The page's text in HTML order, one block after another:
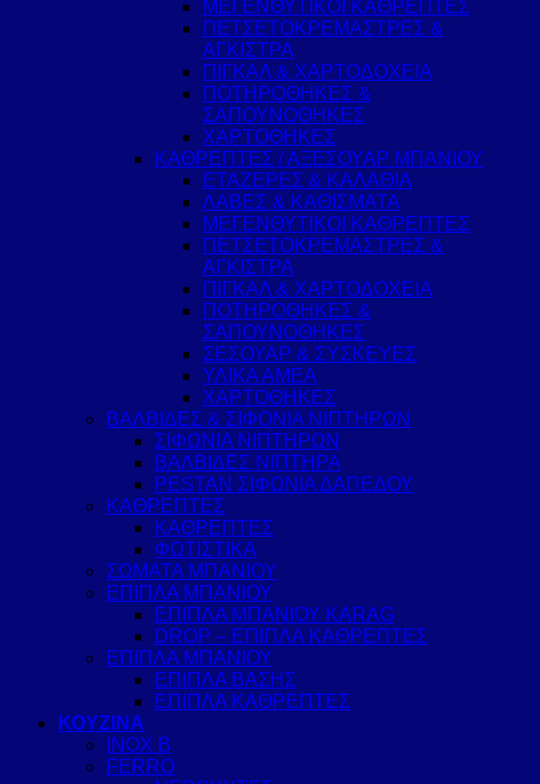
ΜΕΓΕΝΘΥΤΙΚΟΙ ΚΑΘΡΕΠΤΕΣ
ΠΕΤΣΕΤΟΚΡΕΜΑΣΤΡΕΣ &
ΑΓΚΙΣΤΡΑ
ΠΙΓΚΑΛ & ΧΑΡΤΟΔΟΧΕΙΑ
ΠΟΤΗΡΟΘΗΚΕΣ &
ΣΑΠΟΥΝΟΘΗΚΕΣ
ΧΑΡΤΟΘΗΚΕΣ
ΚΑΘΡΕΠΤΕΣ / ΑΞΕΣΟΥΑΡ ΜΠΑΝΙΟΥ
ΕΤΑΖΕΡΕΣ & ΚΑΛΑΘΙΑ
ΛΑΒΕΣ & ΚΑΘΙΣΜΑΤΑ
ΜΕΓΕΝΘΥΤΙΚΟΙ ΚΑΘΡΕΠΤΕΣ
ΠΕΤΣΕΤΟΚΡΕΜΑΣΤΡΕΣ &
ΑΓΚΙΣΤΡΑ
ΠΙΓΚΑΛ & ΧΑΡΤΟΔΟΧΕΙΑ
ΠΟΤΗΡΟΘΗΚΕΣ &
ΣΑΠΟΥΝΟΘΗΚΕΣ
ΣΕΣΟΥΑΡ & ΣΥΣΚΕΥΕΣ
ΥΛΙΚΑ ΑΜΕΑ
ΧΑΡΤΟΘΗΚΕΣ
ΒΑΛΒΙΔΕΣ & ΣΙΦΟΝΙΑ ΝΙΠΤΗΡΩΝ
ΣΙΦΩΝΙΑ ΝΙΠΤΗΡΩΝ
ΒΑΛΒΙΔΕΣ ΝΙΠΤΗΡΑ
PESTAN ΣΙΦΩΝΙΑ ΔΑΠΕΔΟΥ
ΚΑΘΡΕΠΤΕΣ
ΚΑΘΡΕΠΤΕΣ
ΦΩΤΙΣΤΙΚΑ
ΣΩΜΑΤΑ ΜΠΑΝΙΟΥ
ΕΠΙΠΛΑ ΜΠΑΝΙΟΥ
ΕΠΙΠΛΑ ΜΠΑΝΙΟΥ KARAG
DROP – ΕΠΙΠΛΑ ΚΑΘΡΕΠΤΕΣ
ΕΠΙΠΛΑ ΜΠΑΝΙΟΥ
ΕΠΙΠΛΑ ΒΑΣΗΣ
ΕΠΙΠΛΑ ΚΑΘΡΕΠΤΕΣ
ΚΟΥΖΙΝΑ
INOX B
FERRO